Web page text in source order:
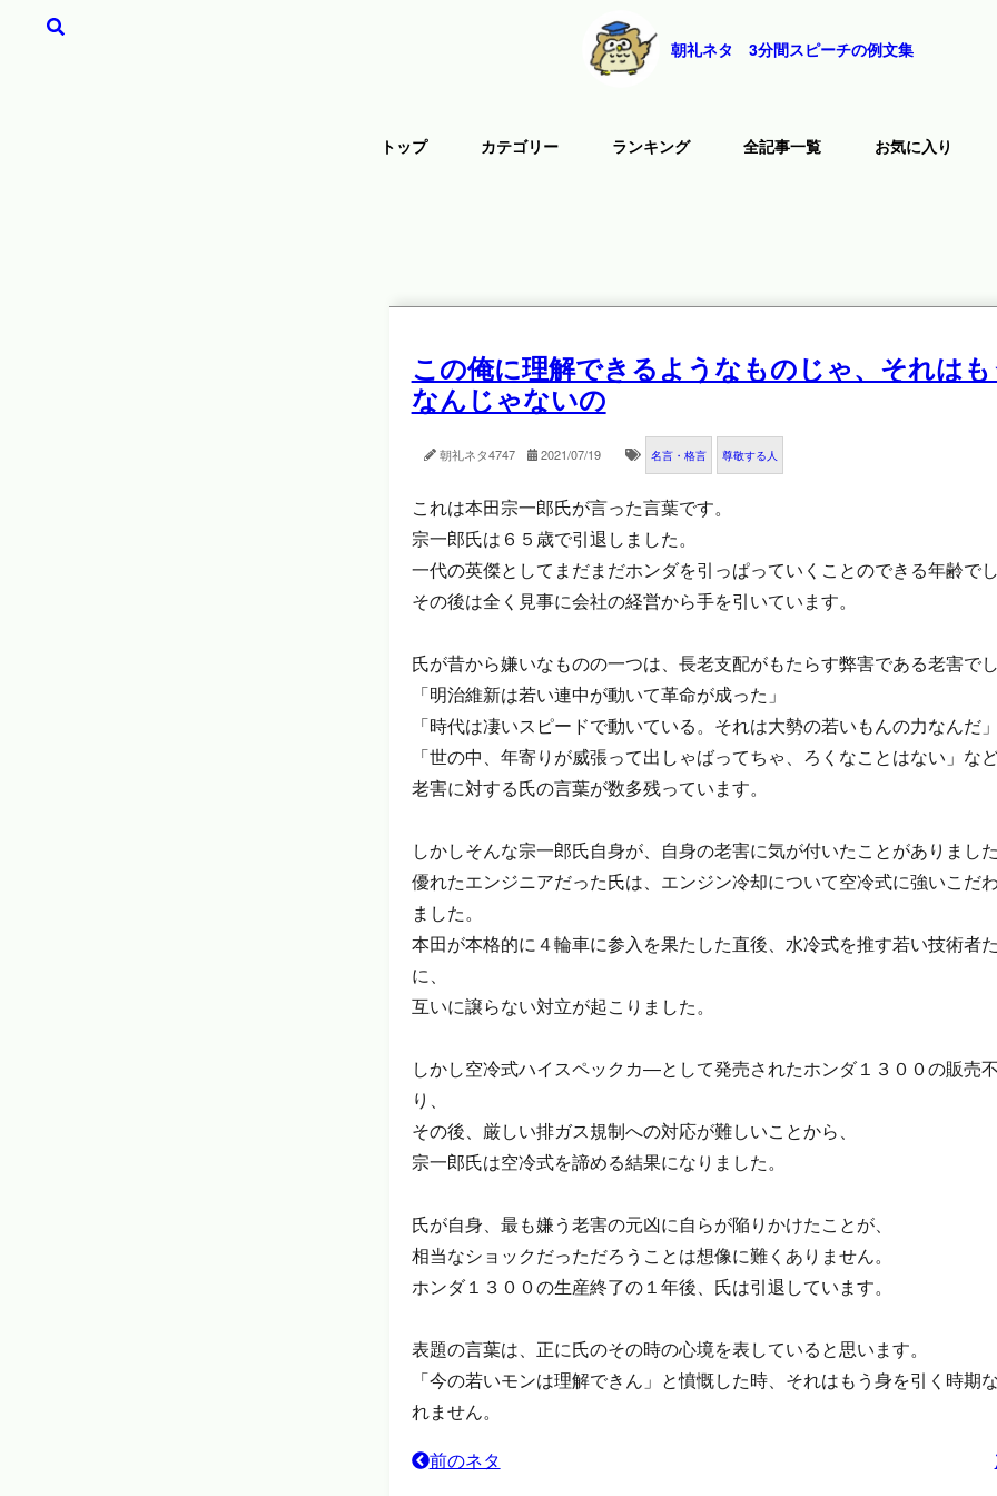
朝礼ネタ 3分間スピーチの例文集
トップ カテゴリー ランキング 全記事一覧 お気に入り
この俺に理解できるようなものじゃ、それは
なんじゃないの
朝礼ネタ4747 2021/07/19 名言・格言 尊敬する人
これは本田宗一郎氏が言った言葉です。
宗一郎氏は６５歳で引退しました。
一代の英傑としてまだまだホンダを引っぱっていくことのできる年齢で
その後は全く見事に会社の経営から手を引いています。
氏が昔から嫌いなものの一つは、長老支配がもたらす弊害である老害で
「明治維新は若い連中が動いて革命が成った」
「時代は凄いスピードで動いている。それは大勢の若いもんの力なんだ
「世の中、年寄りが威張って出しゃばってちゃ、ろくなことはない」な
老害に対する氏の言葉が数多残っています。
しかしそんな宗一郎氏自身が、自身の老害に気が付いたことがありまし
優れたエンジニアだった氏は、エンジン冷却について空冷式に強いこだ
ました。
本田が本格的に４輪車に参入を果たした直後、水冷式を推す若い技術者
に、
互いに譲らない対立が起こりました。
しかし空冷式ハイスペックカ―として発売されたホンダ１３００の販売
り、
その後、厳しい排ガス規制への対応が難しいことから、
宗一郎氏は空冷式を諦める結果になりました。
氏が自身、最も嫌う老害の元凶に自らが陥りかけたことが、
相当なショックだっただろうことは想像に難くありません。
ホンダ１３００の生産終了の１年後、氏は引退しています。
表題の言葉は、正に氏のその時の心境を表していると思います。
「今の若いモンは理解できん」と憤慨した時、それはもう身を引く時期
れません。
前のネタ